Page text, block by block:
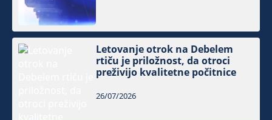
Letovanje otrok na Debelem
rtiču je priložnost, da otroci
preživijo kvalitetne počitnice
26/07/2026